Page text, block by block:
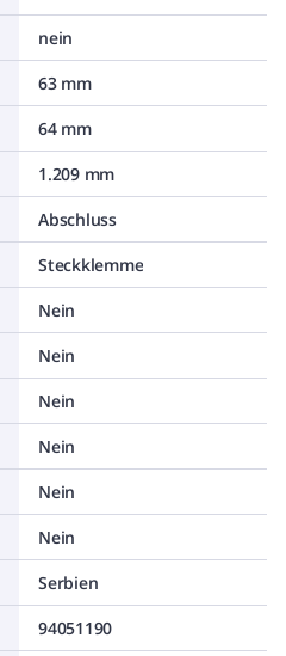
nein
63 mm
64 mm
1.209 mm
Abschluss
Steckklemme
Nein
Nein
Nein
Nein
Nein
Nein
Serbien
94051190